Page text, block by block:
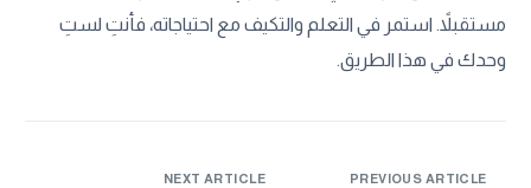
مستقبلاً. استمر في التعلم والتكيف مع احتياجاته، فأنتِ لستِ
وحدك في هذا الطريق.
PREVIOUS ARTICLE
NEXT ARTICLE